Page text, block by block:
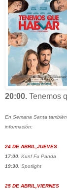
20:00. Tenemos
En Semana Santa
información:
24 DE ABRIL,JUEVES
17:00. Kunf Fu Panda
19:30. Spotlight
25 DE ABRIL,VIERNES